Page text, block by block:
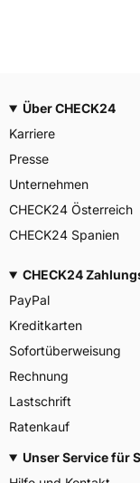
Über CHECK24
Karriere
Presse
Unternehmen
CHECK24 Österreich
CHECK24 Spanien
CHECK24
PayPal
Kreditkarten
Sofortüberweisung
Rechnung
Lastschrift
Ratenkauf
Unser Service für